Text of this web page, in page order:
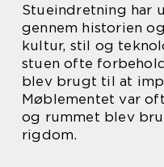
Stueindretning har
gennem historien
kultur, stil og
stuen ofte
blev brugt til at
Møblementet var
og rummet blev
rigdom.